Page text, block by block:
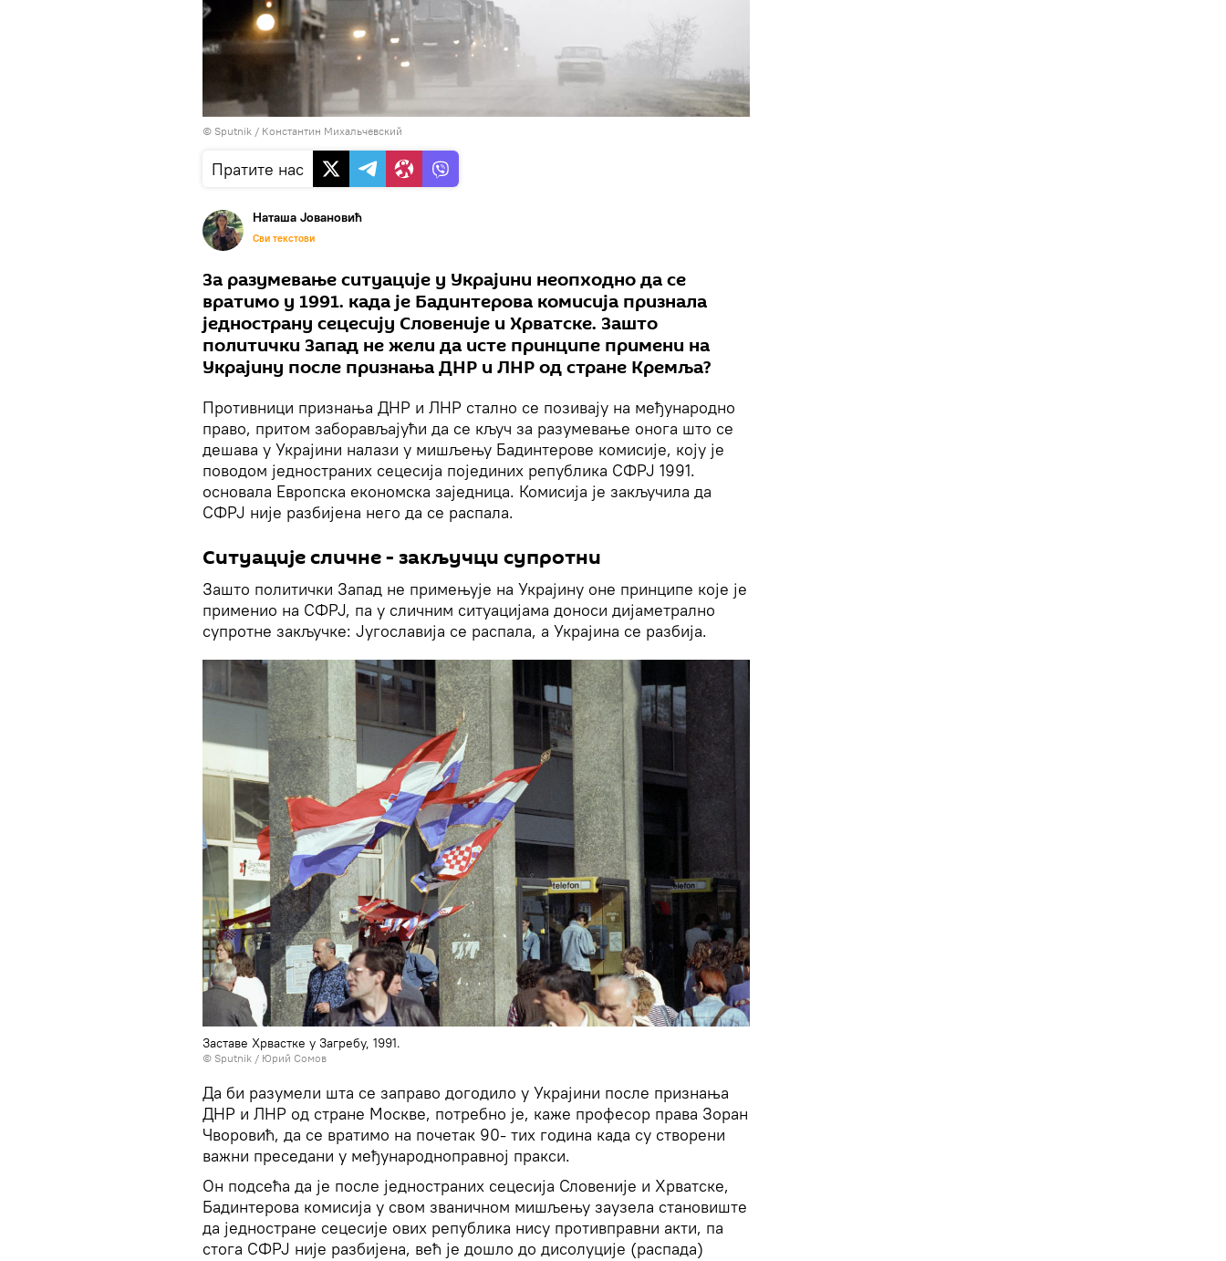
© Sputnik / Константин Михальчевский
Пратите нас
Наташа Јовановић
Сви текстови
За разумевање ситуације у Украјини неопходно да се
вратимо у 1991. када је Бадинтерова комисија признала
једнострану сецесију Словеније и Хрватске. Зашто
политички Запад не жели да исте принципе примени на
Украјину после признања ДНР и ЛНР од стране Кремља?
Противници признања ДНР и ЛНР стално се позивају на међународно
право, притом заборављајући да се кључ за разумевање онога што се
дешава у Украјини налази у мишљењу Бадинтерове комисије, коју је
поводом једностраних сецесија појединих република СФРЈ 1991.
основала Европска економска заједница. Комисија је закључила да
СФРЈ није разбијена него да се распала.
Ситуације сличне - закључци супротни
Зашто политички Запад не примењује на Украјину оне принципе које је
применио на СФРЈ, па у сличним ситуацијама доноси дијаметрално
супротне закључке: Југославија се распала, а Украјина се разбија.
Заставе Хрвастке у Загребу, 1991.
© Sputnik / Юрий Сомов
Да би разумели шта се заправо догодило у Украјини после признања
ДНР и ЛНР од стране Москве, потребно је, каже професор права Зоран
Чворовић, да се вратимо на почетак 90- тих година када су створени
важни преседани у међународноправној пракси.
Он подсећа да је после једностраних сецесија Словеније и Хрватске,
Бадинтерова комисија у свом званичном мишљењу заузела становиште
да једностране сецесије ових република нису противправни акти, па
стога СФРЈ није разбијена, већ је дошло до дисолуције (распада)